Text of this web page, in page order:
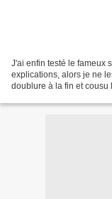
J'ai enfin testé le fameux
explications, alors je ne
doublure à la fin et cousu